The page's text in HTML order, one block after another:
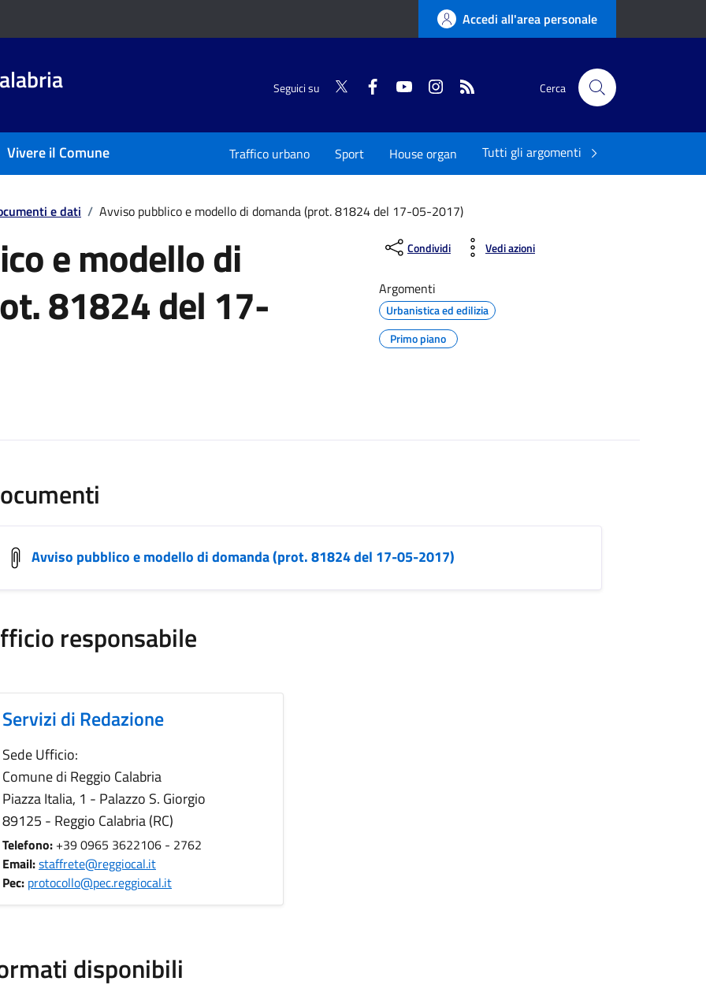
Accedi all'area personale
Seguici su Twitter FacebookYouTubeInstagram Cerca
Vivere il Comune Traffico urbano Sport House organ Tutti gli argomenti
e dati / Avviso pubblico e modello di domanda (prot. 81824 del 17-05-2017)
e modello di
81824 del 17-
Condividi Vedi azioni
Argomenti
Urbanistica ed edilizia
Primo piano
Avviso pubblico e modello di domanda (prot. 81824 del 17-05-2017)
responsabile
Servizi di Redazione
Sede Ufficio:
Comune di Reggio Calabria
Piazza Italia, 1 - Palazzo S. Giorgio
89125 - Reggio Calabria (RC)
Telefono: +39 0965 3622106 - 2762
Email:staffrete@reggiocal.it
Pec: protocollo@pec.reggiocal.it
disponibili